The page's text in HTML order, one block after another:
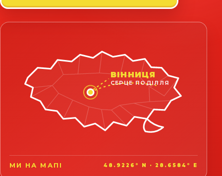
ВІННИЦЯ
СЕРЦЕ ПОДІЛЛЯ
МИ НА МАПІ 48.9226° N · 28.6584° E